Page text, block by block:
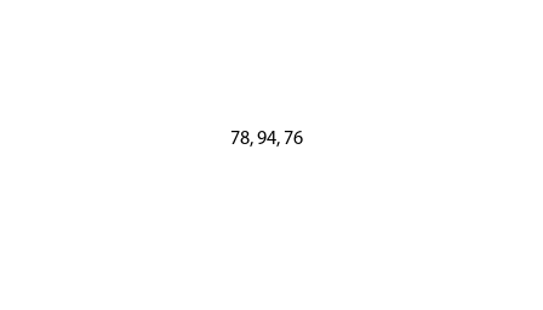
78, 94, 76